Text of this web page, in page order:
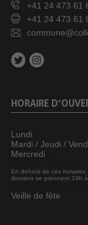
+41 24 473 61
+41 24 473 61
HORAIRE
Lundi
Mardi / Jeudi /
Mercredi
En dehors de ces
derniers se prennent 24h à
Veille de fête